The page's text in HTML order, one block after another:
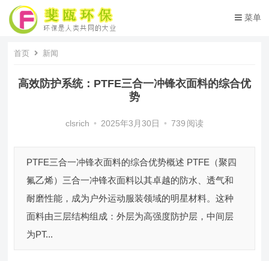
菜单
首页 新闻
高效防护系统：PTFE三合一冲锋衣面料的综合优
势
clsrich • 2025年3月30日 • 739 阅读
PTFE三合一冲锋衣面料的综合优势概述 PTFE（聚四
氟乙烯）三合一冲锋衣面料以其卓越的防水、透气和
耐磨性能，成为户外运动服装领域的明星材料。这种
面料由三层结构组成：外层为高强度防护层，中间层
为PT...